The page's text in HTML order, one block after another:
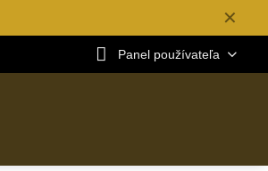
✕
Panel používateľa